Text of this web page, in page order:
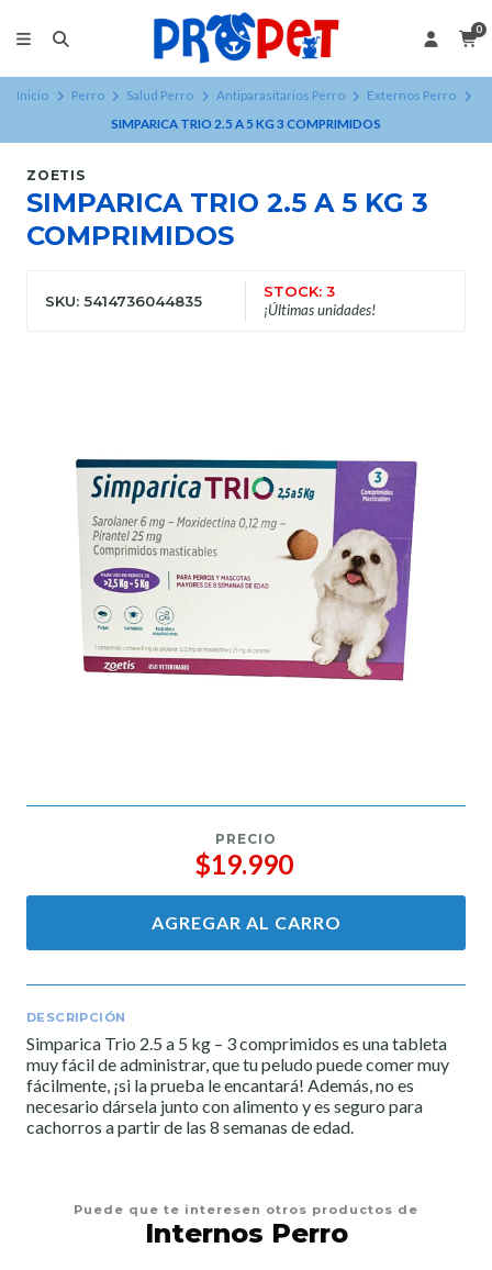
0
Inicio Perro Salud Perro Antiparasitarios Perro
Externos Perro
SIMPARICA TRIO 2.5 A 5 KG 3 COMPRIMIDOS
ZOETIS
SIMPARICA TRIO 2.5 A 5 KG 3
COMPRIMIDOS
SKU: 5414736044835
STOCK: 3
¡Últimas unidades!
PRECIO
$19.990
AGREGAR AL CARRO
DESCRIPCIÓN
Simparica Trio 2.5 a 5 kg – 3 comprimidos es una tableta
muy fácil de administrar, que tu peludo puede comer muy
fácilmente, ¡si la prueba le encantará! Además, no es
necesario dársela junto con alimento y es seguro para
cachorros a partir de las 8 semanas de edad.
Puede que te interesen otros productos de
Internos Perro